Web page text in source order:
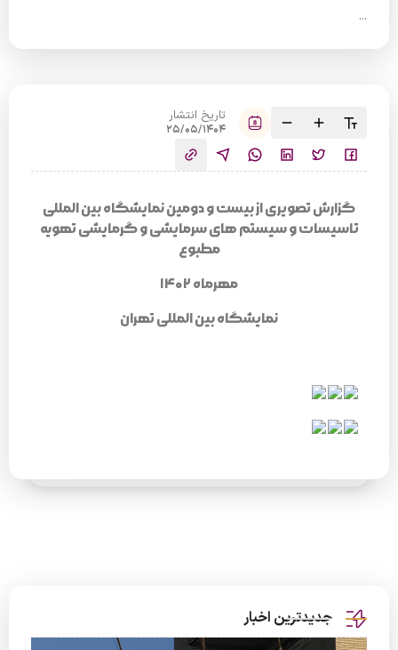
...
تاریخ انتشار
25/05/1404
گزارش تصویری از بیست و دومین نمایشگاه بین المللی
تاسیسات و سیستم های سرمایشی و گرمایشی تهویه
مطبوع
مهرماه 1402
نمایشگاه بین المللی تهران
جدیدترین اخبار